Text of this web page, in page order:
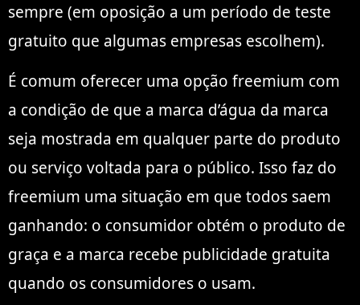
sempre (em oposição a um período de teste
gratuito que algumas empresas escolhem).
É comum oferecer uma opção freemium com
a condição de que a marca d’água da marca
seja mostrada em qualquer parte do produto
ou serviço voltada para o público. Isso faz do
freemium uma situação em que todos saem
ganhando: o consumidor obtém o produto de
graça e a marca recebe publicidade gratuita
quando os consumidores o usam.